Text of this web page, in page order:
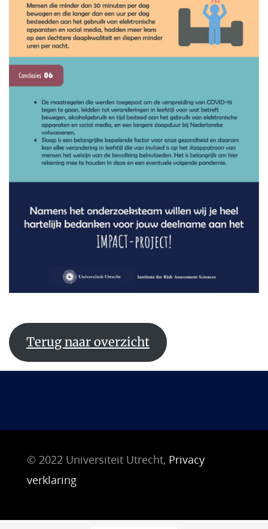
Terug naar overzicht
© 2022 Universiteit Utrecht, Privacy
verklaring